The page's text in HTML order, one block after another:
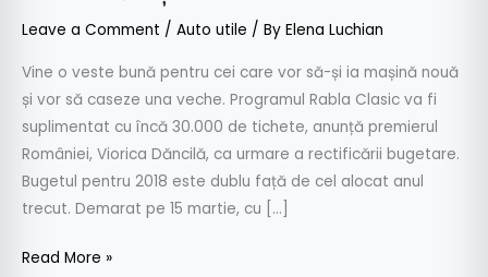
Leave a Comment / Auto utile / By Elena Luchian
Vine o veste bună pentru cei care vor să-și ia mașină nouă
și vor să caseze una veche. Programul Rabla Clasic va fi
suplimentat cu încă 30.000 de tichete, anunță premierul
României, Viorica Dăncilă, ca urmare a rectificării bugetare.
Bugetul pentru 2018 este dublu față de cel alocat anul
trecut. Demarat pe 15 martie, cu […]
Read More »